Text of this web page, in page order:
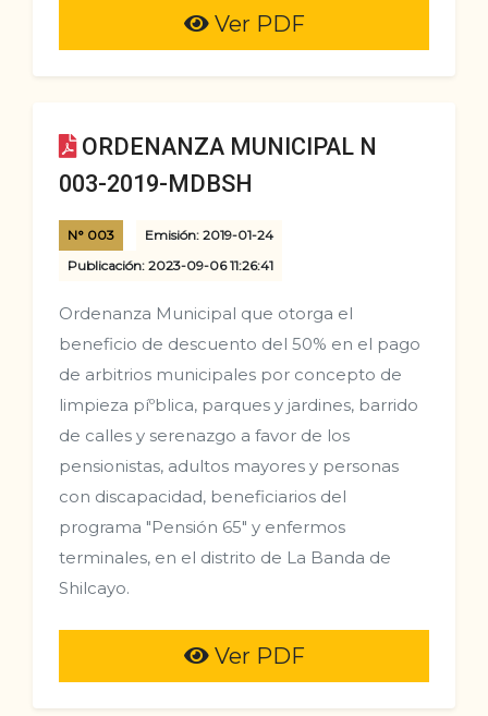
Ver PDF
ORDENANZA MUNICIPAL N
003-2019-MDBSH
N° 003
Emisión: 2019-01-24
Publicación: 2023-09-06 11:26:41
Ordenanza Municipal que otorga el
beneficio de descuento del 50% en el pago
de arbitrios municipales por concepto de
limpieza píºblica, parques y jardines, barrido
de calles y serenazgo a favor de los
pensionistas, adultos mayores y personas
con discapacidad, beneficiarios del
programa "Pensión 65" y enfermos
terminales, en el distrito de La Banda de
Shilcayo.
Ver PDF